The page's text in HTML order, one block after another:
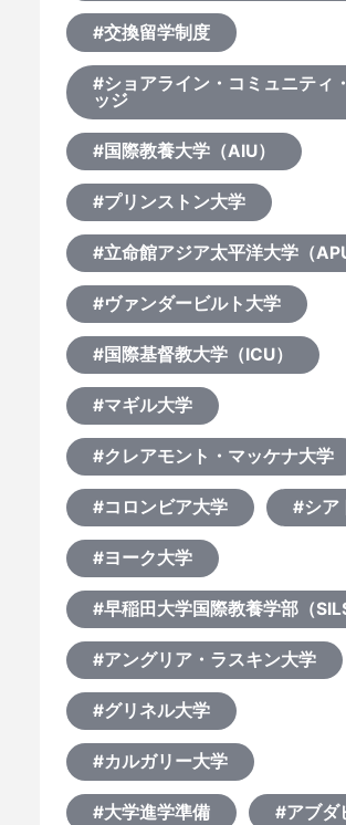
おすすめ特集
EVENTS
#交換留学制度
#ショアライン・コミュニティ
ッジ
#国際教養大学（AIU）
#プリンストン大学
#立命館アジア太平洋大学（
#ヴァンダービルト大学
#国際基督教大学（ICU）
#マギル大学
#クレアモント・マッケナ大学
#コロンビア大学 #シア
#ヨーク大学
#早稲田大学国際教養学部（
#アングリア・ラスキン大学
#グリネル大学
#カルガリー大学
#大学進学準備 #アブダ